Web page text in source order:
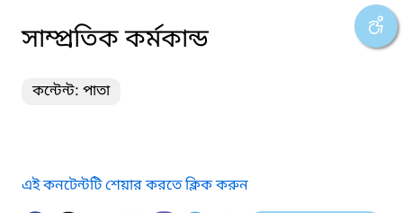
সাম্প্রতিক কর্মকান্ড
কন্টেন্ট: পাতা
এই কনটেন্টটি শেয়ার করতে ক্লিক করুন